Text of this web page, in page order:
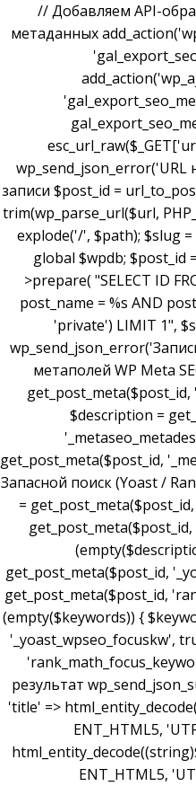
// Добавляем API-
метаданных
wp_send_json_error('URL
записи $post_id =
trim(wp_parse_url($url,
explode('/', $path); $slug
global $wpdb; $post_id
>prepare( "SELECT ID
post_name = %s AND
'private') LIMIT 1",
метаполей WP Meta
$description =
get_post_meta($post_id,
Запасной поиск (Yoast /
=
get_post_meta($post_id,
get_post_meta($post_id,
(empty($keywords)) {
'_yoast_wpseo_focuskw',
результат
'title' =>
ENT_HTML5,
ENT_HTML5,